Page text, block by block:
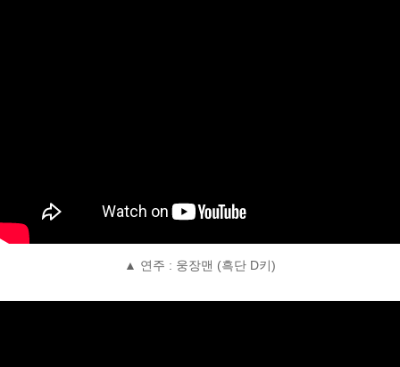
▲ 연주 : 웅장맨 (흑단 D키)